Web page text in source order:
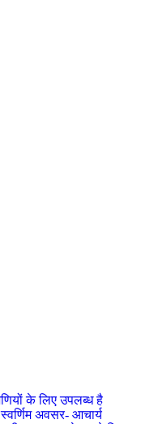
के लिए उपलब्ध है
अवसर- आचार्य